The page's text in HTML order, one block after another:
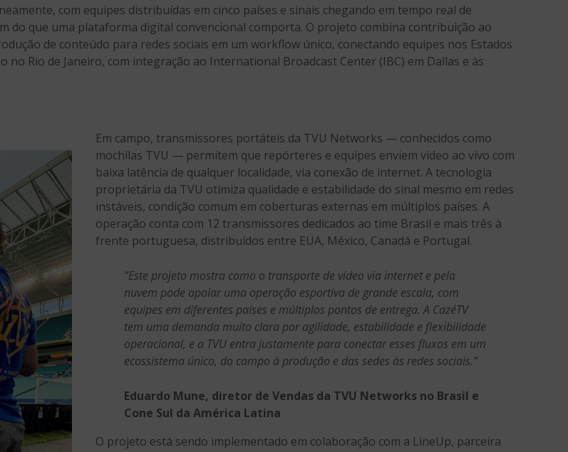
com equipes distribuídas em cinco países e sinais chegando em tempo real de
do que uma plataforma digital convencional comporta. O projeto combina contribuição ao
de conteúdo para redes sociais em um workflow único, conectando equipes nos Estados
Rio de Janeiro, com integração ao International Broadcast Center (IBC) em Dallas e às
Em campo, transmissores portáteis da TVU Networks — conhecidos como
mochilas TVU — permitem que repórteres e equipes enviem vídeo ao vivo com
baixa latência de qualquer localidade, via conexão de internet. A tecnologia
proprietária da TVU otimiza qualidade e estabilidade do sinal mesmo em redes
instáveis, condição comum em coberturas externas em múltiplos países. A
operação conta com 12 transmissores dedicados ao time Brasil e mais três à
frente portuguesa, distribuídos entre EUA, México, Canadá e Portugal.
“Este projeto mostra como o transporte de vídeo via internet e pela
nuvem pode apoiar uma operação esportiva de grande escala, com
equipes em diferentes países e múltiplos pontos de entrega. A CazéTV
tem uma demanda muito clara por agilidade, estabilidade e flexibilidade
operacional, e a TVU entra justamente para conectar esses fluxos em um
ecossistema único, do campo à produção e das sedes às redes sociais.”
Eduardo Mune, diretor de Vendas da TVU Networks no Brasil e
Cone Sul da América Latina
O projeto está sendo implementado em colaboração com a LineUp, parceira